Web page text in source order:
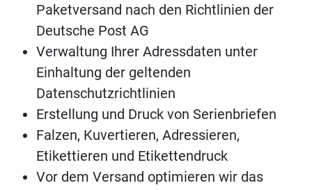
Paketversand nach den Richtlinien der
Deutsche Post AG
Verwaltung Ihrer Adressdaten unter
Einhaltung der geltenden
Datenschutzrichtlinien
Erstellung und Druck von Serienbriefen
Falzen, Kuvertieren, Adressieren,
Etikettieren und Etikettendruck
Vor dem Versand optimieren wir das